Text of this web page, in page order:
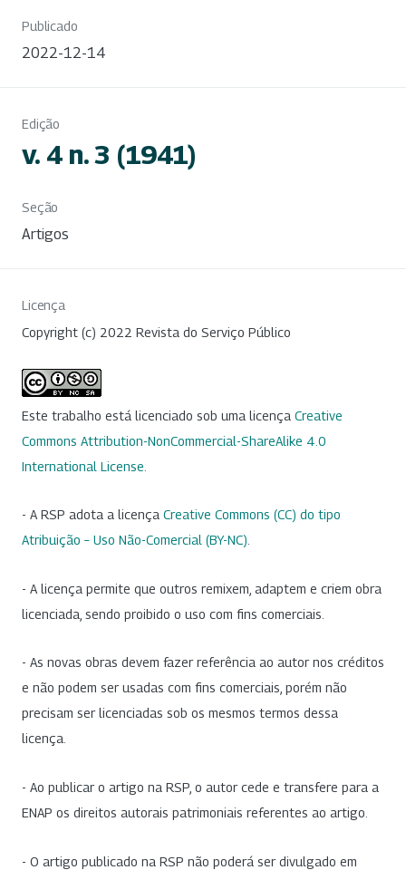
Publicado
2022-12-14
Edição
v. 4 n. 3 (1941)
Seção
Artigos
Licença
Copyright (c) 2022 Revista do Serviço Público
Este trabalho está licenciado sob uma licença Creative
Commons Attribution-NonCommercial-ShareAlike 4.0
International License
- A RSP adota a licença Creative Commons (CC) do tipo
Atribuição – Uso Não-Comercial (BY-NC)
- A licença permite que outros remixem, adaptem e criem obra
licenciada, sendo proibido o uso com fins comerciais.
- As novas obras devem fazer referência ao autor nos créditos
e não podem ser usadas com fins comerciais, porém não
precisam ser licenciadas sob os mesmos termos dessa
licença.
- Ao publicar o artigo na RSP, o autor cede e transfere para a
ENAP os direitos autorais patrimoniais referentes ao artigo.
- O artigo publicado na RSP não poderá ser divulgado em